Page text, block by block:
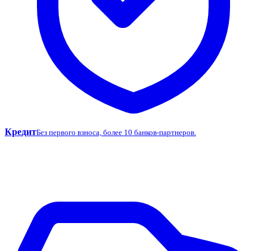
КредитБез первого взноса, более 10 банков-партнеров.